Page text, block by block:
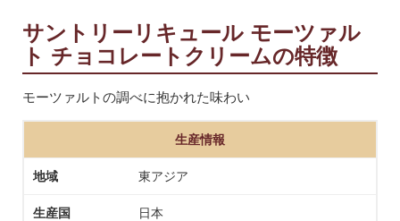
サントリーリキュール モーツァル
ト チョコレートクリームの特徴
モーツァルトの調べに抱かれた味わい
生産情報
地域 東アジア
生産国 日本